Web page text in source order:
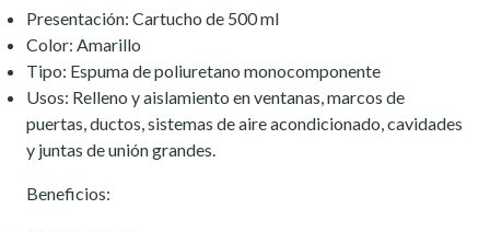
Presentación: Cartucho de 500 ml
Color: Amarillo
Tipo: Espuma de poliuretano monocomponente
Usos: Relleno y aislamiento en ventanas, marcos de
puertas, ductos, sistemas de aire acondicionado, cavidades
y juntas de unión grandes.
Beneficios: